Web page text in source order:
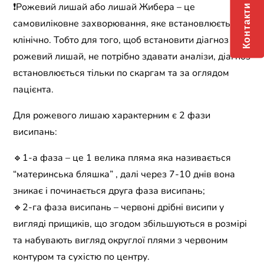
❗️Рожевий лишай або лишай Жибера – це
самовиліковне захворювання, яке встановлюється
клінічно. Тобто для того, щоб встановити діагноз
рожевий лишай, не потрібно здавати аналізи, діагноз
встановлюється тільки по скаргам та за оглядом
пацієнта.
Для рожевого лишаю характерним є 2 фази
висипань:
🔹1-а фаза – це 1 велика пляма яка називається
“материнська бляшка” , далі через 7-10 днів вона
зникає і починається друга фаза висипань;
🔹2-га фаза висипань – червоні дрібні висипи у
вигляді прищиків, що згодом збільшуються в розмірі
та набувають вигляд округлої плями з червоним
контуром та сухістю по центру.
Контакти